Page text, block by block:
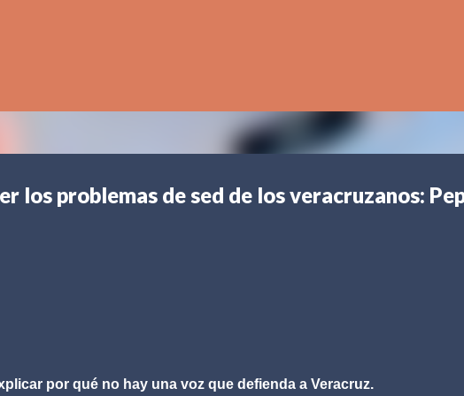
los problemas de sed de los veracruzanos:
por qué no hay una voz que defienda a Veracruz.